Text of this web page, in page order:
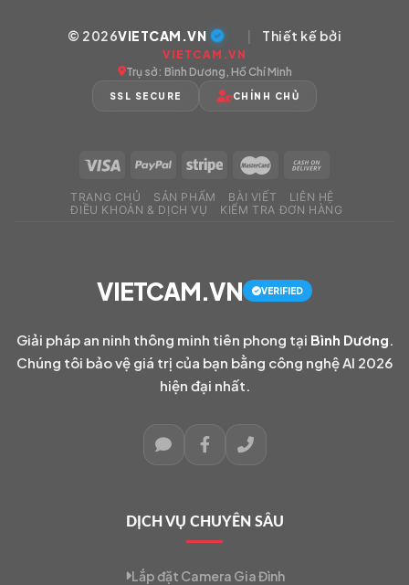
© 2026VIETCAM.VN | Thiết kế bởi
VIETCAM.VN
Trụ sở: Bình Dương, Hồ Chí Minh
SSL SECURE CHÍNH CHỦ
TRANG CHỦ SẢN PHẨM BÀI VIẾT
LIÊN HỆ
ĐIỀU KHOẢN & DỊCH VỤ
KIỂM TRA ĐƠN HÀNG
VIETCAM.VN VERIFIED
Giải pháp an ninh thông minh tiên phong tại Bình Dương
Chúng tôi bảo vệ giá trị của bạn bằng công nghệ AI 2026
hiện đại nhất.
DỊCH VỤ CHUYÊN SÂU
Lắp đặt Camera Gia Đình